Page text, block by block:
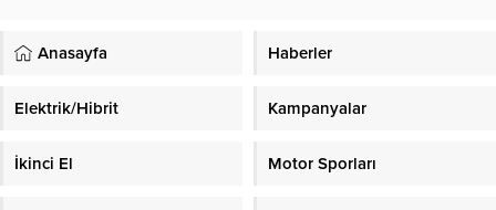
Anasayfa Haberler
Elektrik/Hibrit Kampanyalar
İkinci El Motor Sporları